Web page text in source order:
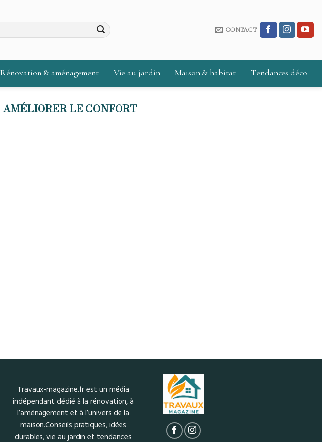
CONTACT
Rénovation & aménagement Vie au jardin Maison & habitat Tendances déco
AMÉLIORER LE CONFORT
Travaux-magazine.fr est un média
indépendant dédié à la rénovation, à
l’aménagement et à l’univers de la
maison.Conseils pratiques, idées
durables, vie au jardin et tendances